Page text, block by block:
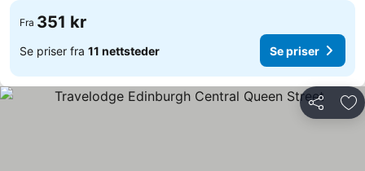
Fra 351 kr
Se priser fra 11 nettsteder Se priser
Del